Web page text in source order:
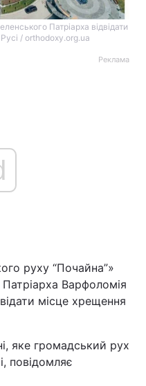
Політика
Патріарха відвідати
/ orthodoxy.org.ua
Реклама
руху “Почайна”»
Варфоломія
місце хрещення
яке громадський рух
повідомляє